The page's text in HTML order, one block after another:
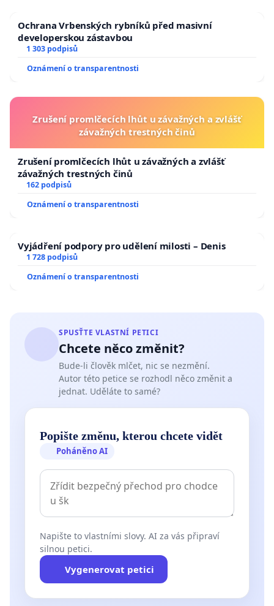
Ochrana Vrbenských rybníků před masivní
developerskou zástavbou
1 303 podpisů
Oznámení o transparentnosti
Zrušení promlčecích lhůt u závažných a zvlášť
závažných trestných činů
Zrušení promlčecích lhůt u závažných a zvlášť
závažných trestných činů
162 podpisů
Oznámení o transparentnosti
Vyjádření podpory pro udělení milosti – Denis
1 728 podpisů
Oznámení o transparentnosti
SPUSŤTE VLASTNÍ PETICI
Chcete něco změnit?
Bude-li člověk mlčet, nic se nezmění.
Autor této petice se rozhodl něco změnit a
jednat. Uděláte to samé?
Popište změnu, kterou chcete vidět
Poháněno AI
Napište to vlastními slovy. AI za vás připraví
silnou petici.
Vygenerovat petici